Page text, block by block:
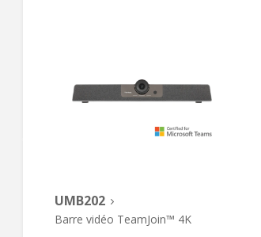
UMB202
Barre vidéo TeamJoin™ 4K